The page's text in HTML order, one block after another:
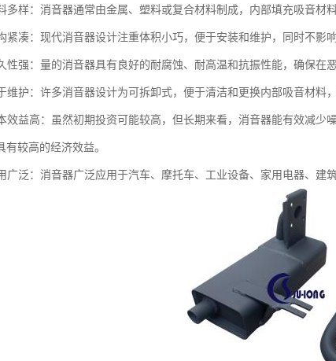
多样：消音器通常由金属、塑料或复合材料制成，内部填充吸音材
紧凑：现代消音器设计注重体积小巧，便于安装和维护，同时不影
性强：量的消音器具有良好的耐腐蚀、耐高温和抗振性能，确保在
维护：许多消音器设计为可拆卸式，便于清洁和更换内部吸音材料
效益高：虽然初期投资可能较高，但长期来看，消音器能有效减少
有较高的经济效益。
广泛：消音器广泛应用于汽车、摩托车、工业设备、家用电器、建